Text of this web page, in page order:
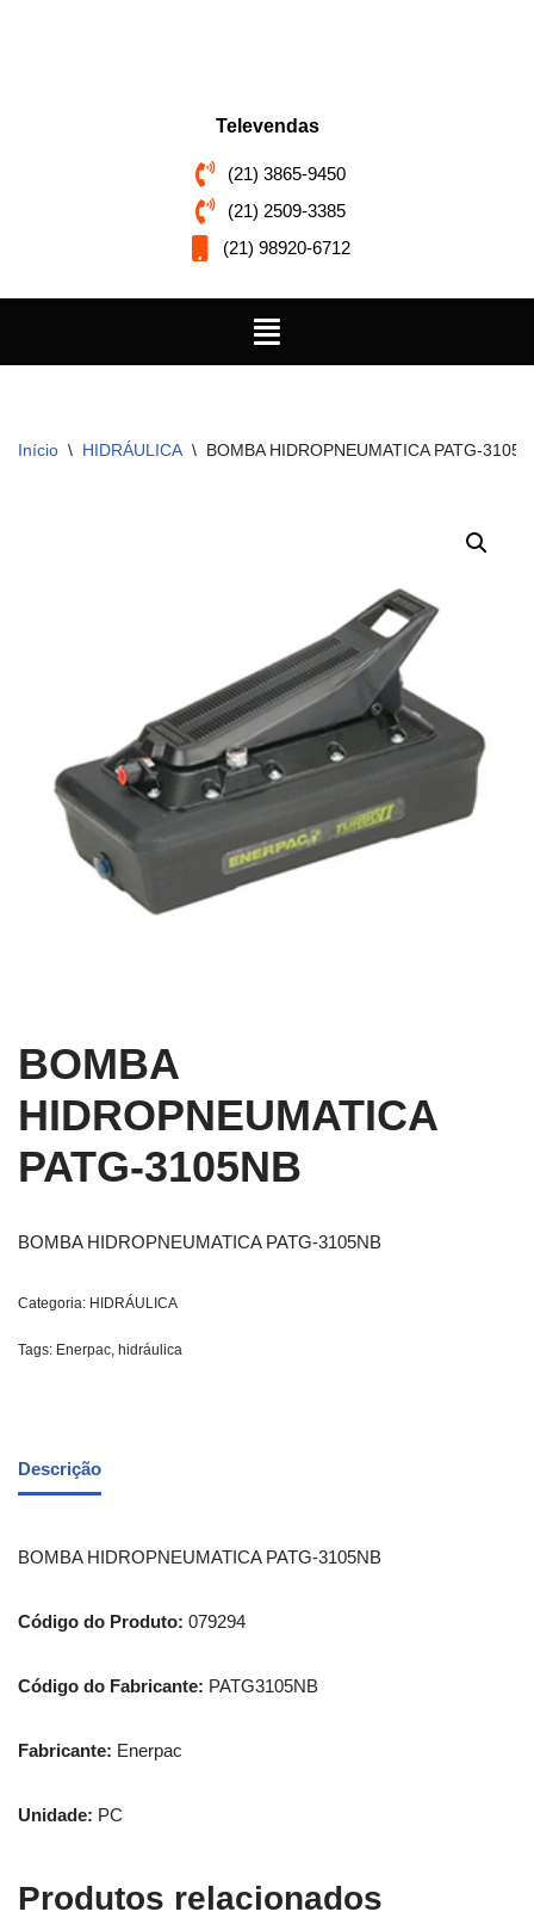
Televendas
(21) 3865-9450
(21) 2509-3385
(21) 98920-6712
Início \ HIDRÁULICA \ BOMBA HIDROPNEUMATICA PATG-
BOMBA
HIDROPNEUMATICA
PATG-3105NB
BOMBA HIDROPNEUMATICA PATG-3105NB
Categoria: HIDRÁULICA
Tags: Enerpac, hidráulica
Descrição
BOMBA HIDROPNEUMATICA PATG-3105NB
Código do Produto: 079294
Código do Fabricante: PATG3105NB
Fabricante: Enerpac
Unidade: PC
Produtos relacionados